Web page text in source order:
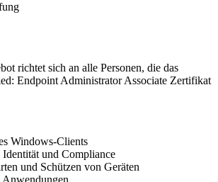
richtet sich an alle Personen, die das
Endpoint Administrator Associate Zertifikat
Windows-Clients
und Compliance
und Schützen von Geräten